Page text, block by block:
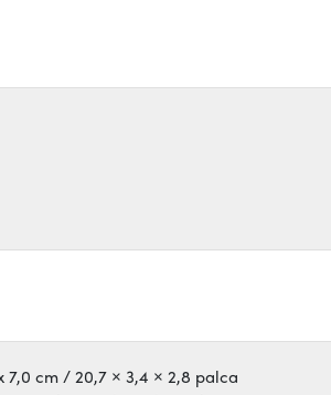
7,0 cm / 20,7 × 3,4 × 2,8 palca